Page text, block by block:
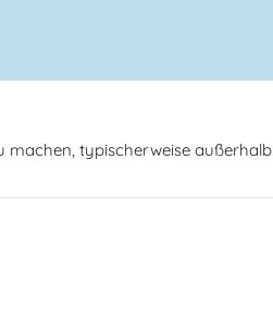
machen, typischerweise außerhalb